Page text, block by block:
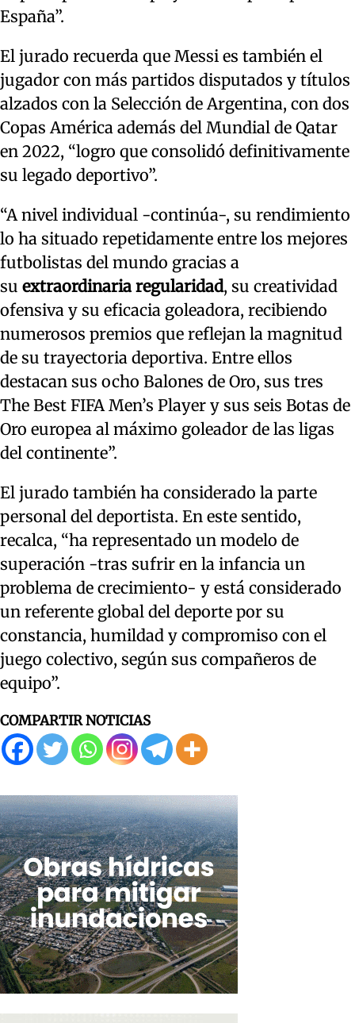
España”.
El jurado recuerda que Messi es también el
jugador con más partidos disputados y títulos
alzados con la Selección de Argentina, con dos
Copas América además del Mundial de Qatar
en 2022, “logro que consolidó definitivamente
su legado deportivo”.
“A nivel individual -continúa-, su rendimiento
lo ha situado repetidamente entre los mejores
futbolistas del mundo gracias a
su extraordinaria regularidad, su creatividad
ofensiva y su eficacia goleadora, recibiendo
numerosos premios que reflejan la magnitud
de su trayectoria deportiva. Entre ellos
destacan sus ocho Balones de Oro, sus tres
The Best FIFA Men’s Player y sus seis Botas de
Oro europea al máximo goleador de las ligas
del continente”.
El jurado también ha considerado la parte
personal del deportista. En este sentido,
recalca, “ha representado un modelo de
superación -tras sufrir en la infancia un
problema de crecimiento- y está considerado
un referente global del deporte por su
constancia, humildad y compromiso con el
juego colectivo, según sus compañeros de
equipo”.
COMPARTIR NOTICIAS